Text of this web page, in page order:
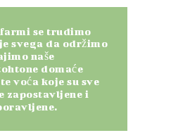
farmi se trudimo
svega da održimo
naše
domaće
voća koje su sve
zapostavljene i